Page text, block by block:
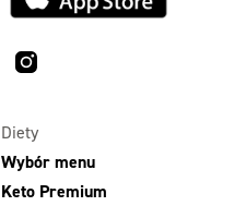
Diety
Wybór menu
Keto Premium